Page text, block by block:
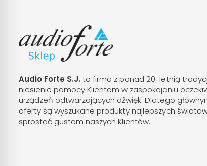
Audio Forte S.J. to firma z ponad 20-letnią
niesienie pomocy Klientom w zaspokajaniu
urządzeń odtwarzających dźwięk. Dlatego
oferty są wyszukane produkty najlepszych
sprostać gustom naszych Klientów.